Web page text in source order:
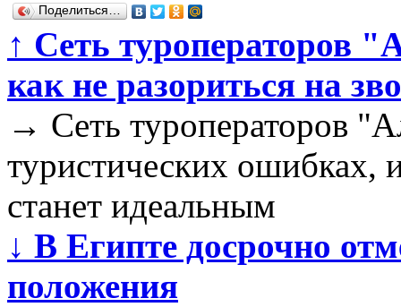
Поделиться…
↑ Сеть туроператоров
как не разориться на
→ Сеть туроператоров
туристических ошибках,
станет идеальным
↓ В Египте досрочно
положения